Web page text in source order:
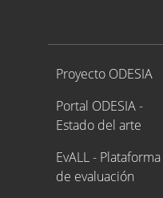
Proyecto ODESIA
Proyecto ODESIA
Portal ODESIA -
Estado del arte
EvALL - Plataforma
de evaluación